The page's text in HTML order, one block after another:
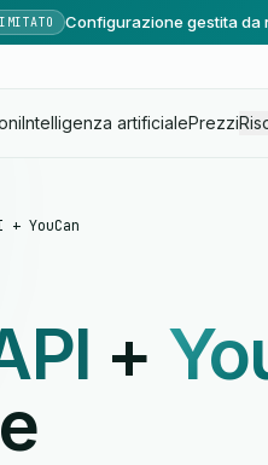
Configurazione gestita da
Intelligenza artificialePrezzi
+ YouCan
+